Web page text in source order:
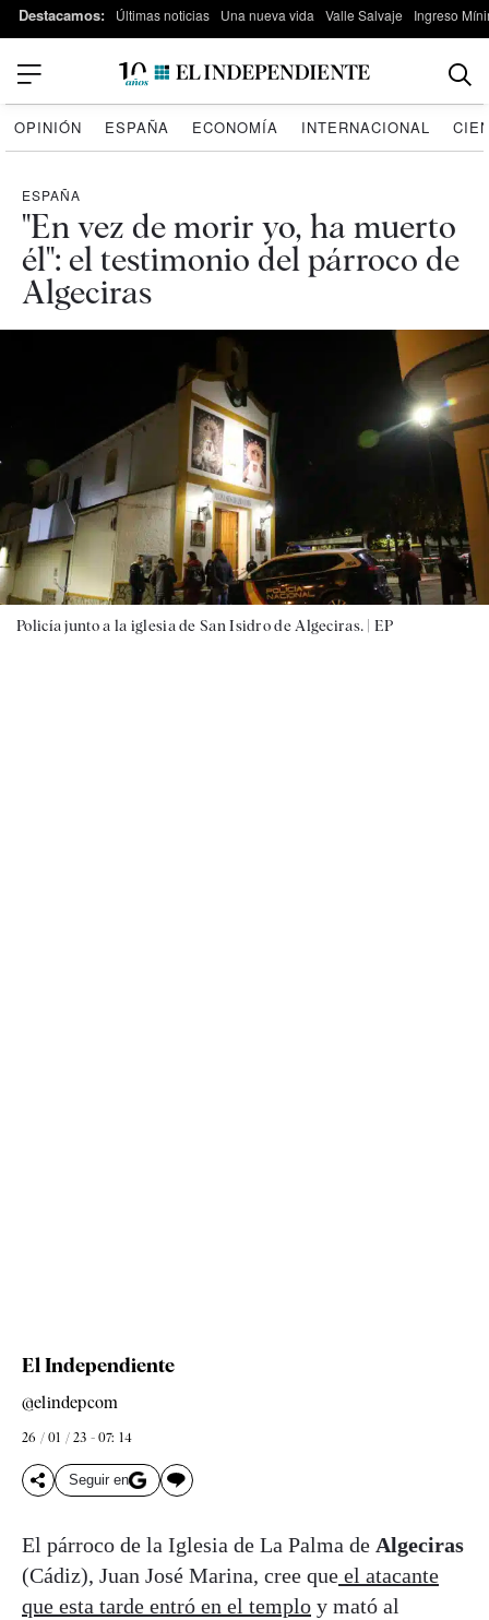
Destacamos: Últimas noticias Una nueva vida Valle Salvaje Ingreso
OPINIÓN ESPAÑA ECONOMÍA INTERNACIONAL
ESPAÑA
"En vez de morir yo, ha muerto
él": el testimonio del párroco de
Algeciras
Policía junto a la iglesia de San Isidro de Algeciras. |EP
El Independiente
@elindepcom
26 / 01 / 23 - 07: 14
Seguir en
El párroco de la Iglesia de La Palma de Algeciras
(Cádiz), Juan José Marina, cree que el atacante
que esta tarde entró en el templo y mató al